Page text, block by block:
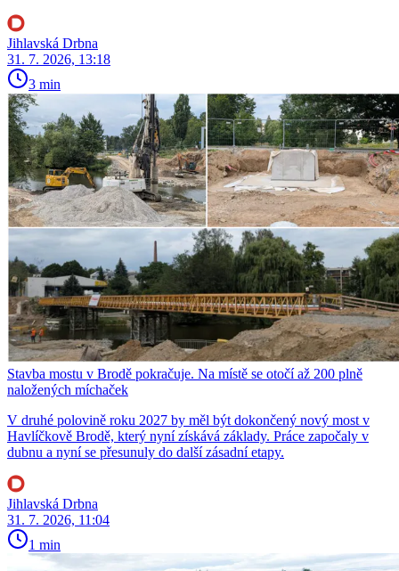
Jihlavská Drbna
31. 7. 2026, 13:18
3 min
Stavba mostu v Brodě pokračuje. Na místě se otočí až 200 plně
naložených míchaček
V druhé polovině roku 2027 by měl být dokončený nový most v
Havlíčkově Brodě, který nyní získává základy. Práce započaly v
dubnu a nyní se přesunuly do další zásadní etapy.
Jihlavská Drbna
31. 7. 2026, 11:04
1 min